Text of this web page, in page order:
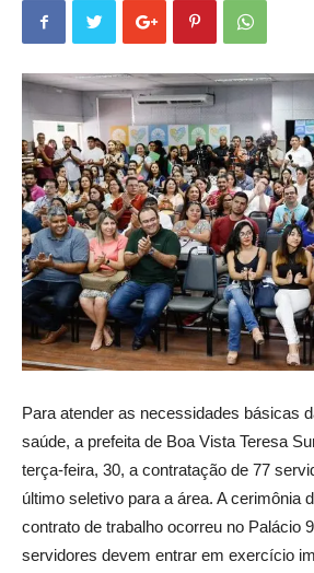
Para atender as necessidades básicas
saúde, a prefeita de Boa Vista Teresa
terça-feira, 30, a contratação de 77
último seletivo para a área. A cerimônia
contrato de trabalho ocorreu no Palácio
servidores devem entrar em exercício